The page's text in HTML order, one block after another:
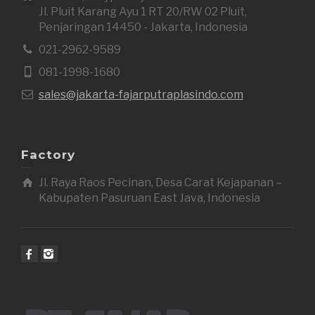
Jl. Pluit Karang Ayu 1 RT 20/RW 02 Pluit,
Penjaringan 14450 - Jakarta, Indonesia
021-2962-9589
081-1998-1680
sales@jakarta-fajarputraplasindo.com
Factory
Jl. Raya Raos Pecinan, Desa Carat Kejapanan –
Kabupaten Pasuruan East Java, Indonesia